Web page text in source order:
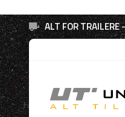
ALT FOR TRAILERE